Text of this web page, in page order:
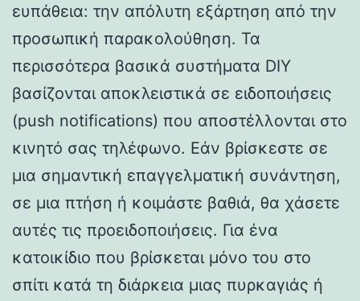
ευπάθεια: την απόλυτη εξάρτηση από την
προσωπική παρακολούθηση. Τα
περισσότερα βασικά συστήματα DIY
βασίζονται αποκλειστικά σε ειδοποιήσεις
(push notifications) που αποστέλλονται στο
κινητό σας τηλέφωνο. Εάν βρίσκεστε σε
μια σημαντική επαγγελματική συνάντηση,
σε μια πτήση ή κοιμάστε βαθιά, θα χάσετε
αυτές τις προειδοποιήσεις. Για ένα
κατοικίδιο που βρίσκεται μόνο του στο
σπίτι κατά τη διάρκεια μιας πυρκαγιάς ή